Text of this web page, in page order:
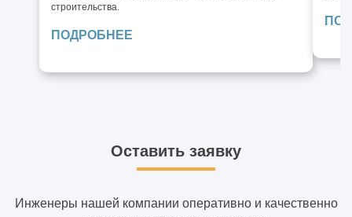
строительства.
ПОДРОБНЕЕ
Оставить заявку
Инженеры нашей компании оперативно и качественно